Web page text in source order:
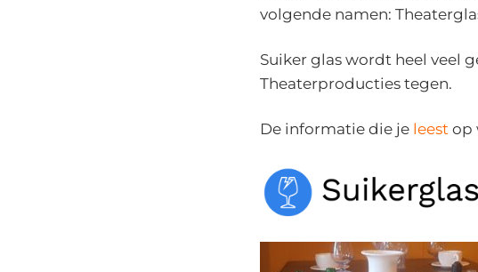
volgende namen:
Suiker glas wordt heel veel
Theaterproducties tegen.
De informatie die je leest op